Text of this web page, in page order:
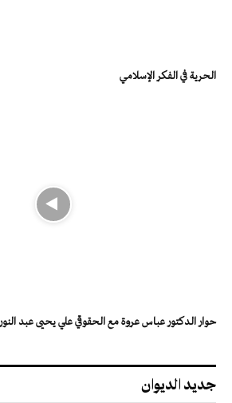
الحرية في الفكر الإسلامي
حوار الدكتور عباس عروة مع الحقوقي علي يحيى عبد النور
جديد الديوان